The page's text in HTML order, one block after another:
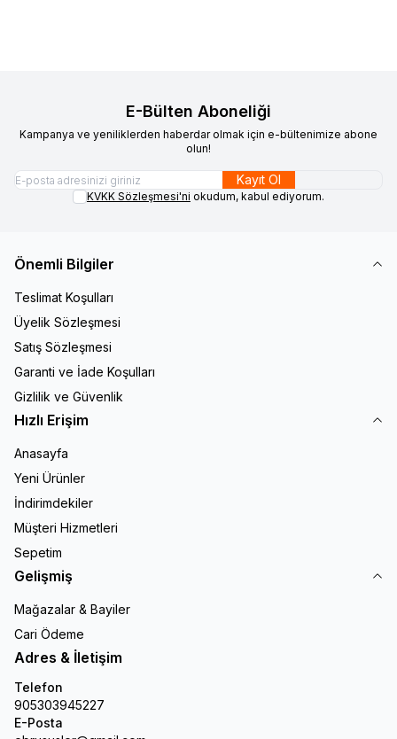
E-Bülten Aboneliği
Kampanya ve yeniliklerden haberdar olmak için e-bültenimize abone
olun!
Kayıt Ol
KVKK Sözleşmesi'ni okudum, kabul ediyorum.
Önemli Bilgiler
Teslimat Koşulları
Üyelik Sözleşmesi
Satış Sözleşmesi
Garanti ve İade Koşulları
Gizlilik ve Güvenlik
Hızlı Erişim
Anasayfa
Yeni Ürünler
İndirimdekiler
Müşteri Hizmetleri
Sepetim
Gelişmiş
Mağazalar & Bayiler
Cari Ödeme
Adres & İletişim
Telefon
905303945227
E-Posta